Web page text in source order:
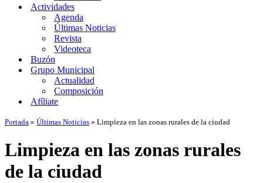
Actividades
Agenda
Últimas Noticias
Revista
Videoteca
Buzón
Grupo Municipal
Actualidad
Composición
Afíliate
Portada » Últimas Noticias » Limpieza en las zonas rurales de la ciudad
Limpieza en las zonas rurales
de la ciudad